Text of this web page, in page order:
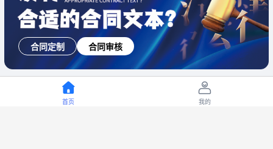
合同定制 合同审核
首页 我的